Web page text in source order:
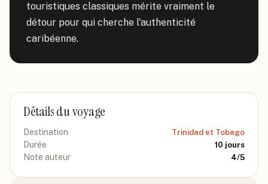
touristiques classiques mérite vraiment le
détour pour qui cherche l'authenticité
caribéenne.
Détails du voyage
Destination Trinidad et Tobago
Durée 10 jours
Note auteur 4/5